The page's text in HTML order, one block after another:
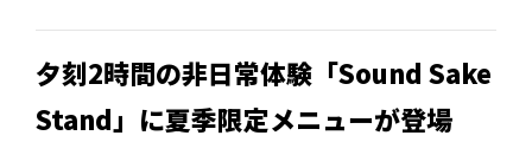
夕刻2時間の非日常体験「Sound Sake
Stand」に夏季限定メニューが登場